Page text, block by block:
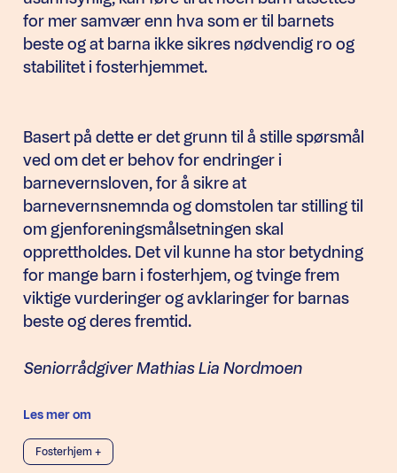
for mer samvær enn hva som er til barnets
beste og at barna ikke sikres nødvendig ro og
stabilitet i fosterhjemmet.
Basert på dette er det grunn til å stille spørsmål
ved om det er behov for endringer i
barnevernsloven, for å sikre at
barnevernsnemnda og domstolen tar stilling til
om gjenforeningsmålsetningen skal
opprettholdes. Det vil kunne ha stor betydning
for mange barn i fosterhjem, og tvinge frem
viktige vurderinger og avklaringer for barnas
beste og deres fremtid.
Seniorrådgiver Mathias Lia Nordmoen
Les mer om
Fosterhjem +